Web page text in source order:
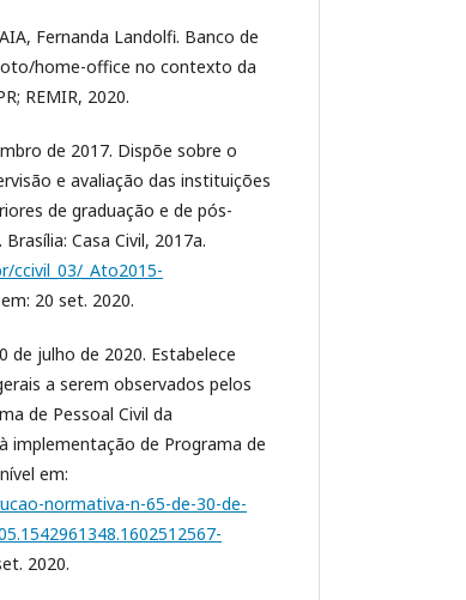
Fernanda Landolfi. Banco de
home-office no contexto da
REMIR, 2020.
de 2017. Dispõe sobre o
e avaliação das instituições
de graduação e de pós-
Casa Civil, 2017a.
ccivil_03/_Ato2015-
20 set. 2020.
de julho de 2020. Estabelece
a serem observados pelos
de Pessoal Civil da
implementação de Programa de
em:
normativa-n-65-de-30-de-
2020.